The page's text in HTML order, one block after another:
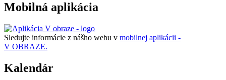
Mobilná aplikácia
Sledujte informácie z nášho webu v mobilnej aplikácii -
V OBRAZE.
Kalendár